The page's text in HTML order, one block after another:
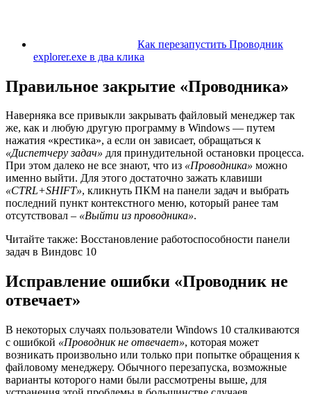
Как перезапустить Проводник
explorer.exe в два клика
Правильное закрытие «Проводника»
Наверняка все привыкли закрывать файловый менеджер так
же, как и любую другую программу в Windows — путем
нажатия «крестика», а если он зависает, обращаться к
«Диспетчеру задач» для принудительной остановки процесса.
При этом далеко не все знают, что из «Проводника» можно
именно выйти. Для этого достаточно зажать клавиши
«CTRL+SHIFT», кликнуть ПКМ на панели задач и выбрать
последний пункт контекстного меню, который ранее там
отсутствовал – «Выйти из проводника».
Читайте также: Восстановление работоспособности панели
задач в Виндовс 10
Исправление ошибки «Проводник не
отвечает»
В некоторых случаях пользователи Windows 10 сталкиваются
с ошибкой «Проводник не отвечает», которая может
возникать произвольно или только при попытке обращения к
файловому менеджеру. Обычного перезапуска, возможные
варианты которого нами были рассмотрены выше, для